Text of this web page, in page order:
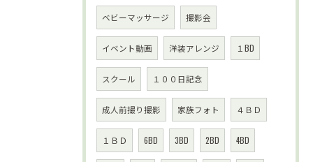
ベビーマッサージ 撮影会
イベント動画 洋装アレンジ １BD
スクール １００日記念
成人前撮り撮影 家族フォト ４ＢＤ
１ＢＤ 6BD 3BD 2BD 4BD